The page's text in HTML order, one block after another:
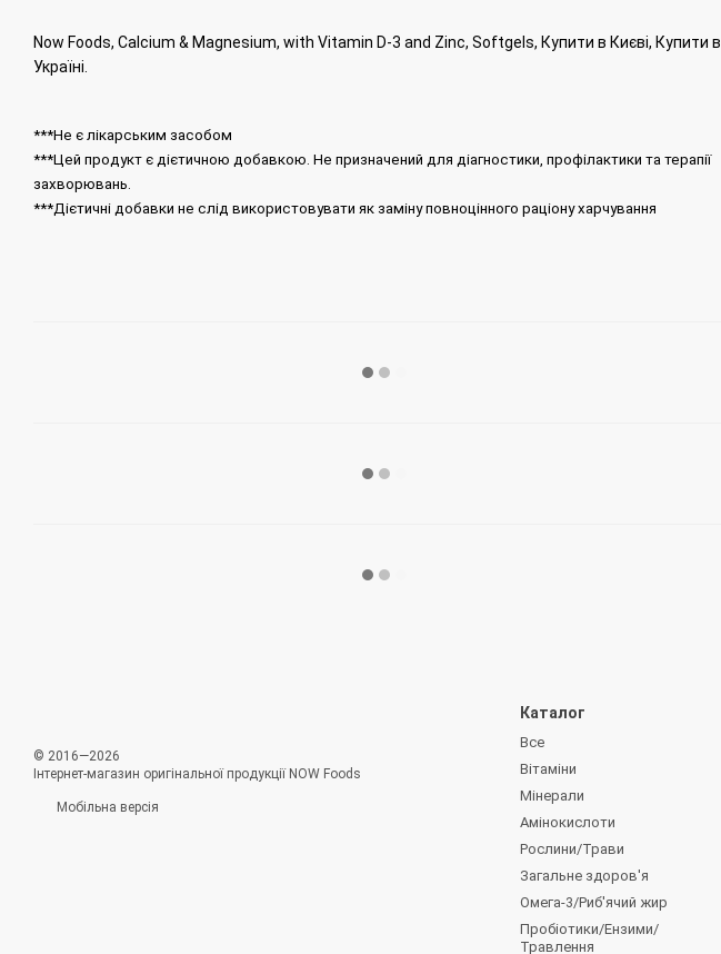
Now Foods, Calcium & Magnesium, with Vitamin D-3 and Zinc, Softgels, Купити в Києві, Купити в
Україні.
***Не є лікарським засобом
***Цей продукт є дієтичною добавкою. Не призначений для діагностики, профілактики та терапії
захворювань.
***Дієтичні добавки не слід використовувати як заміну повноцінного раціону харчування
© 2016—2026
Інтернет-магазин оригінальної продукції NOW Foods
Мобільна версія
Каталог
Все
Вітаміни
Мінерали
Амінокислоти
Рослини/Трави
Загальне здоров'я
Омега-3/Риб'ячий жир
Пробіотики/Ензими/
Травлення